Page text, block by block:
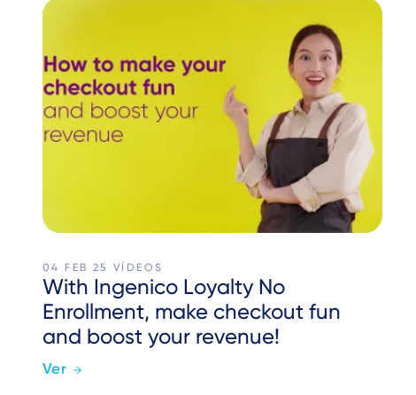
04 FEB 25 VÍDEOS
With Ingenico Loyalty No
Enrollment, make checkout fun
and boost your revenue!
Ver